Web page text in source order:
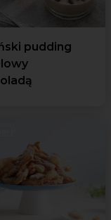
pudding